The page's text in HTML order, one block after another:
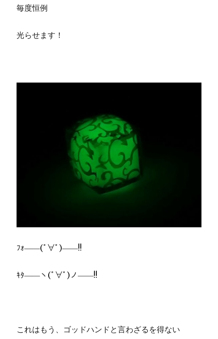
毎度恒例
光らせます！
ﾌｫ――(ﾟ∀ﾟ)――!!
ｷﾀ――ヽ(ﾟ∀ﾟ)ノ――!!
これはもう、ゴッドハンドと言わざるを得ない